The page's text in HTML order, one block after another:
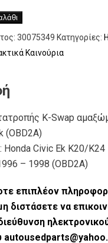
30075349 Κατηγορίες:
Καινούρια
K-Swap
(OBD2A)
Honda Civic Ek K20/Κ24
– 1998 (OBD2A)
επιπλέον
διστάσετε να